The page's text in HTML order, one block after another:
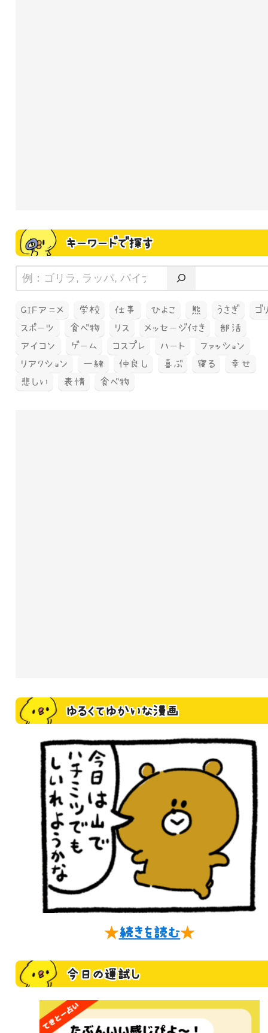
キーワードで探す
GIFアニメ 学校 仕事 ひよこ 熊 うさぎ
ゴ
スポーツ
食べ物 リス メッセージ付き
部活
アイコン
ゲーム コスプレ ハート
ファッション
リアクション
一緒 仲良し 喜ぶ 寝る
幸せ
悲しい
表情 食べ物
ゆるくてゆかいな漫画
★続きを読む★
今日の運試し